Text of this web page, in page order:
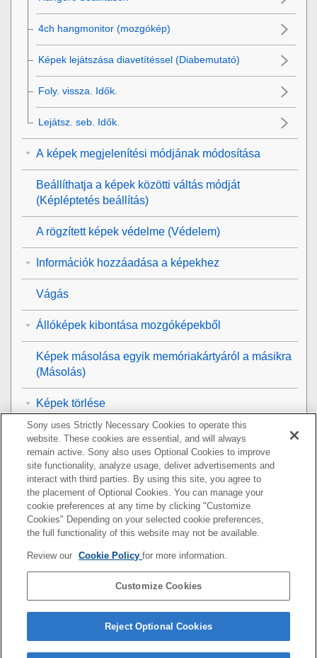
4ch hangmonitor (mozgókép)
Képek lejátszása diavetítéssel (Diabemutató)
Foly. vissza. Idők.
Lejátsz. seb. Idők.
A képek megjelenítési módjának módosítása
Beállíthatja a képek közötti váltás módját
(Képléptetés beállítás)
A rögzített képek védelme (Védelem)
Információk hozzáadása a képekhez
Vágás
Állóképek kibontása mozgóképekből
Képek másolása egyik memóriakártyáról a másikra
(Másolás)
Képek törlése
Képek megtekintése televízión
A fényképezőgép-beállítások módosítása
Okostelefonnal elérhető funkciók
Számítógép használata
A felhőszolgáltatás használata
Ha problémába ütközik
Sony uses Strictly Necessary Cookies to operate this
website. These cookies are essential, and will always
remain active. Sony also uses Optional Cookies to improve
site functionality, analyze usage, deliver advertisements and
interact with third parties. By using this site, you agree to
the placement of Optional Cookies. You can manage your
cookie preferences at any time by clicking "Customize
Cookies" Depending on your selected cookie preferences,
the full functionality of this website may not be available.
Review our Cookie Policyfor more information.
Customize Cookies
Reject Optional Cookies